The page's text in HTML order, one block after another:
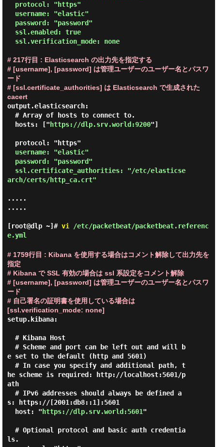
protocol: "https"
  ssl.verification_mode: none
# 217行目 : Elasticsearch の出力先を指定する
# [username], [password] は管理ユーザーのユーザー名とパスワ
ード
# [ssl.certificate_authorities] は Elasticsearch で生成された
cacert
output.elasticsearch:
  hosts: ["
https://dlp.srv.world:9200"]
username: "elastic"
arch/certs/http_ca.crt"
.....
.....
[root@dlp ~]# vi /etc/packetbeat/packetbeat.referenc
e.yml
# 1759行目 : Kibana を使用する場合はコメント解除して出力先を
指定
# Kibana で SSL 有効の場合は ssl 系設定をコメント解除
# [username], [password] は管理ユーザーのユーザー名とパスワ
ード
# 自己署名の証明書を使用している場合は
[ssl.verification_mode: none]
setup.kibana:
e set to the default (http and 5601)
he scheme is required: http://localhost:5601/p
ath
s: https://[2001:db8::1]:5601
  host: "
https://dlp.srv.world:5601"
ls.